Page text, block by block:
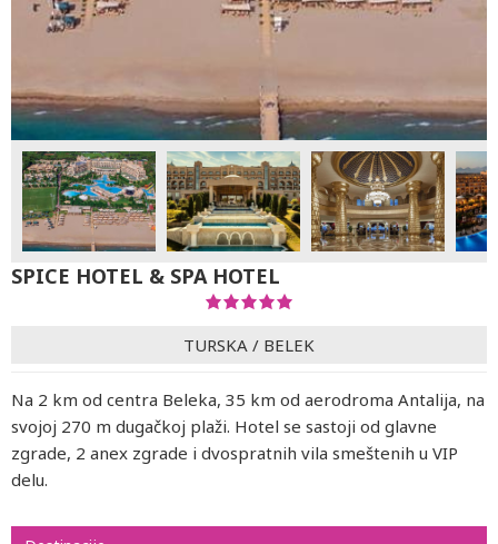
SPICE HOTEL & SPA HOTEL
TURSKA / BELEK
Na 2 km od centra Beleka, 35 km od aerodroma Antalija, na
svojoj 270 m dugačkoj plaži. Hotel se sastoji od glavne
zgrade, 2 anex zgrade i dvospratnih vila smeštenih u VIP
delu.